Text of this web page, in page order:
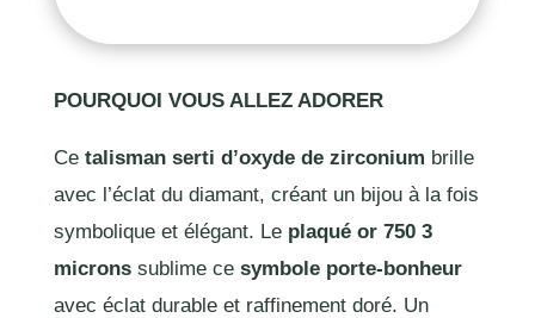
POURQUOI VOUS ALLEZ ADORER
Ce talisman serti d’oxyde de zirconium brille
avec l’éclat du diamant, créant un bijou à la fois
symbolique et élégant. Le plaqué or 750 3
micronssublime ce symbole porte-bonheur
avec éclat durable et raffinement doré. Un